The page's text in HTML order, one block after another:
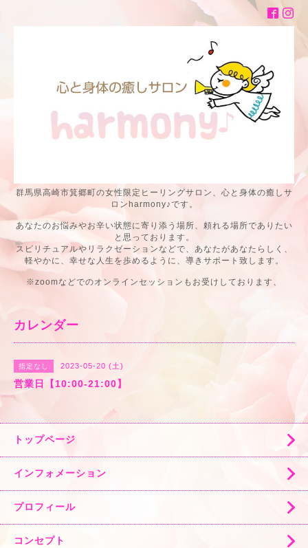
群馬県高崎市箕郷町の女性限定ヒーリングサロン、心と身体の癒しサ
ロンharmony♪です。
あなたのお悩みやお辛い状態に寄り添う場所、頼れる場所でありたい
と思っております。
スピリチュアルやリラクゼーションなどで、あなたがあなたらしく、
軽やかに、幸せな人生を歩めるように、導きサポート致します。
※zoomなどでのオンラインセッションもお受けしております、
カレンダー
指定なし 2023-05-20 (土)
営業日【10:00-21:00】
トップページ
インフォメーション
プロフィール
コンセプト